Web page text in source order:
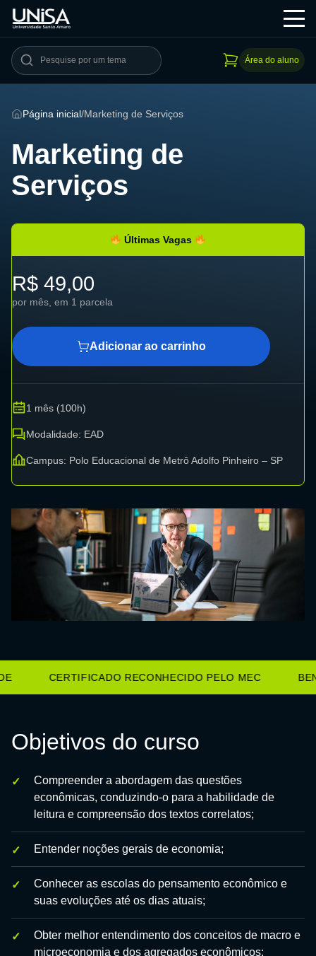
Área do aluno
Página inicial/Marketing de Serviços
Marketing de
Serviços
Últimas Vagas
R$ 49,00
por mês, em 1 parcela
Adicionar ao carrinho
1 mês (100h)
Modalidade: EAD
Campus: Polo Educacional de Metrô Adolfo Pinheiro – SP
CERTIFICADO RECONHECIDO PELO MEC
Objetivos do curso
Compreender a abordagem das questões
econômicas, conduzindo-o para a habilidade de
leitura e compreensão dos textos correlatos;
Entender noções gerais de economia;
Conhecer as escolas do pensamento econômico e
suas evoluções até os dias atuais;
Obter melhor entendimento dos conceitos de macro e
microeconomia e dos agregados econômicos;